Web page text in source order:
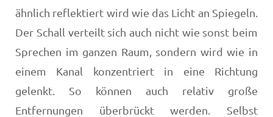
ähnlich reflektiert wird wie das Licht an Spiegeln.
Der Schall verteilt sich auch nicht wie sonst beim
Sprechen im ganzen Raum, sondern wird wie in
einem Kanal konzentriert in eine Richtung
gelenkt. So können auch relativ große
Entfernungen überbrückt werden. Selbst